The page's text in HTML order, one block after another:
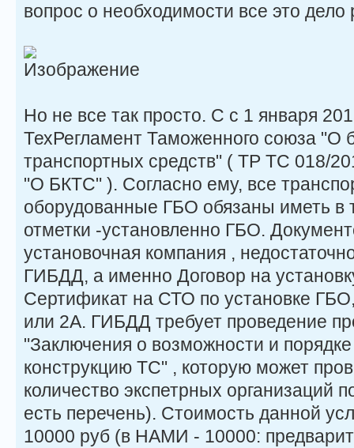
вопрос о необходимости все это дело
Но не все так просто. С с 1 января
ТехРегламент Таможенного союза "О
транспортных средств" ( ТР ТС 018/
"О БКТС" ). Согласно ему, все
оборудованные ГБО обязаны иметь в
отметки -установленно ГБО.
установочная компания ,
ГИБДД, а именно Договор на
Сертификат на СТО по установке
или 2А. ГИБДД требует проведение
"Заключения о возможности и
конструкцию ТС" , которую может
количество экспетрных
есть перечень). Стоимость данной
10000 руб (в НАМИ - 10000: